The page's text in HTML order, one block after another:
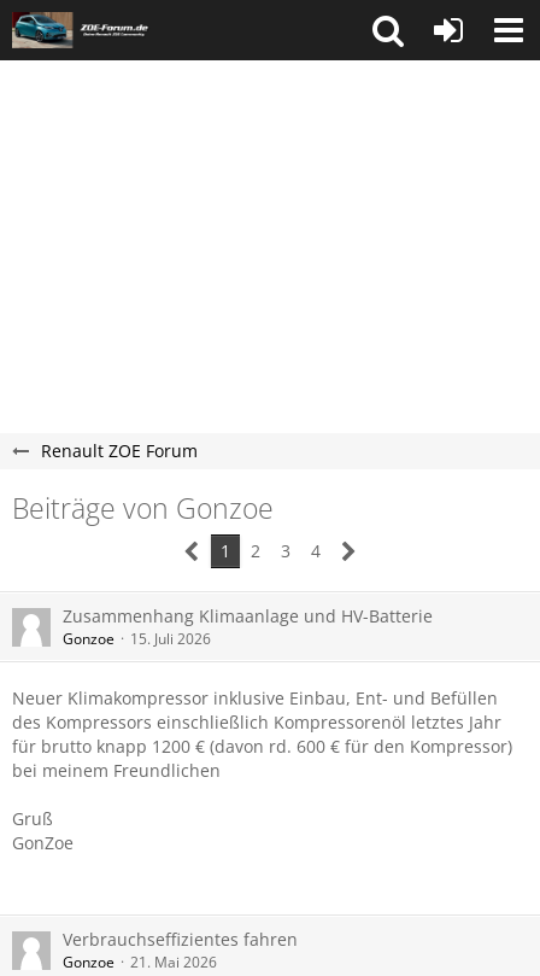
Renault ZOE Forum
Beiträge von Gonzoe
1 2 3 4
Zusammenhang Klimaanlage und HV-Batterie
Gonzoe 15. Juli 2026
Neuer Klimakompressor inklusive Einbau, Ent- und Befüllen
des Kompressors einschließlich Kompressorenöl letztes Jahr
für brutto knapp 1200 € (davon rd. 600 € für den Kompressor)
bei meinem Freundlichen
Gruß
GonZoe
Verbrauchseffizientes fahren
Gonzoe 21. Mai 2026